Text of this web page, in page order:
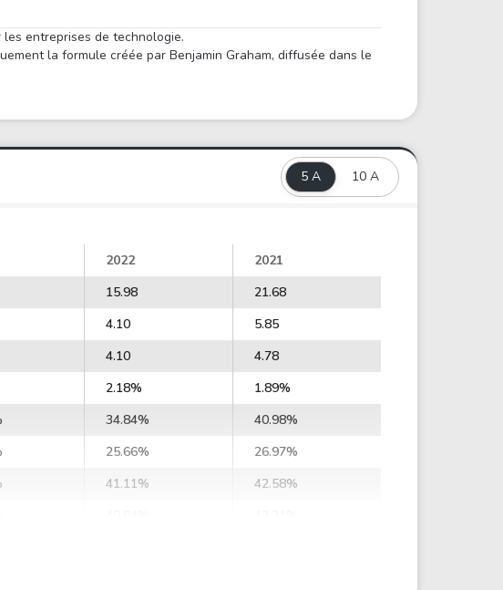
entreprises de technologie.
la formule créée par Benjamin Graham, diffusée dans le
5 A 10 A
2022
2021
15.98
21.68
4.10
5.85
4.10
4.78
2.18%
1.89%
34.84%
40.98%
25.66%
26.97%
41.11%
42.58%